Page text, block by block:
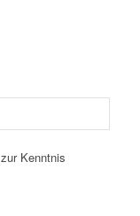
Kenntnis